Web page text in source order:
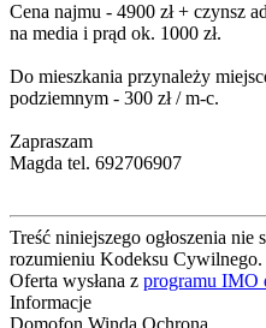
Cena najmu - 4900 zł + czynsz
na media i prąd ok. 1000 zł.
Do mieszkania przynależy
podziemnym - 300 zł / m-c.
Zapraszam
Magda tel. 692706907
Treść niniejszego ogłoszenia
rozumieniu Kodeksu Cywilnego.
Oferta wysłana z programu IMO
Informacje